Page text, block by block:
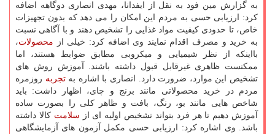
به گزارش مین فود به نقل از ایفدانا، مهدی انصاری دوگاهه اضافه
کرد: ارزیابی حسی به مردم این امکان را می دهد که بدون تجهیزات
خاص، تا حدودی کیفیت مواد غذایی را تشخیص دهند و با آگاهی نسبت
به خرید و مصرف اقدام نمایند وی اضافه کرد: خیلی از محصولات،
بااینکه از نظر شیمیایی و میکروبی مطابق ضوابط هستند، اما
ممکنست ظاهری غیرقابل قبول داشته باشند. آموزش روش های
تشخیص این موارد، ضرورت دارد. انصاری با اشاره بهتجربه روزمره
مردم در خرید محصولاتی مانند برنج و چای، اظهار داشت: باید
شاخص هایی مانند بو، رنگ، بافت و ظاهر کلی را بصورت ساده
آموزش دهیم تا هر فرد بتواند تشخیص اولیه ای از سلامت کالا داشته
باشد. وی اشاره کرد: ارزیابی حسی مکمل آزمون های آزمایشگاهی